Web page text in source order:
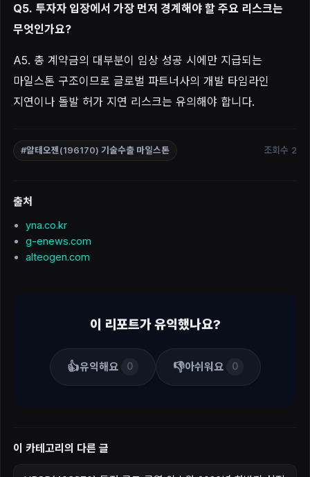
Q5. 투자자 입장에서 가장 먼저 경계해야 할 주요 리스크는
무엇인가요?
A5. 총 계약금의 대부분이 임상 성공 시에만 지급되는
마일스톤 구조이므로 글로벌 파트너사의 개발 타임라인
지연이나 돌발 허가 지연 리스크는 유의해야 합니다.
#알테오젠(196170) 기술수출 마일스톤 조회수 2
출처
yna.co.kr
g-enews.com
alteogen.com
이 리포트가 유익했나요?
👍유익해요 0 👎아쉬워요 0
이 카테고리의 다른 글